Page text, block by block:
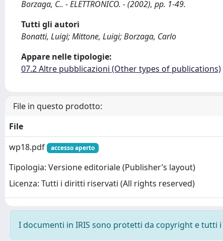
Borzaga, C.. - ELETTRONICO. - (2002), pp. 1-49.
Tutti gli autori
Bonatti, Luigi; Mittone, Luigi; Borzaga, Carlo
Appare nelle tipologie:
07.2 Altre pubblicazioni (Other types of publications)
File in questo prodotto:
File
wp18.pdf
accesso aperto
Tipologia: Versione editoriale (Publisher’s layout)
Licenza: Tutti i diritti riservati (All rights reserved)
I documenti in IRIS sono protetti da copyright e tutti